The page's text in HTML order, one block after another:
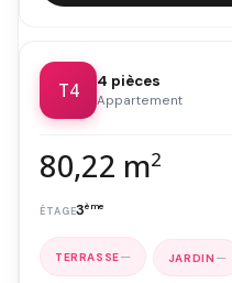
T4 4 pièces
Appartement
80,22 m2
3ème
— —